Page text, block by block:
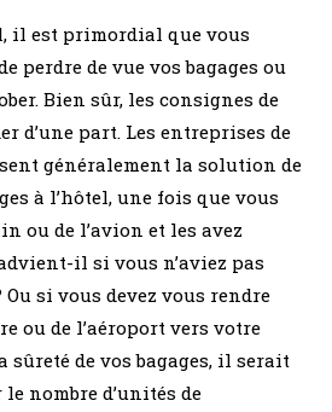
il est primordial que vous
perdre de vue vos bagages ou
Bien sûr, les consignes de
d’une part. Les entreprises de
généralement la solution de
à l’hôtel, une fois que vous
ou de l’avion et les avez
il si vous n’aviez pas
si vous devez vous rendre
ou de l’aéroport vers votre
de vos bagages, il serait
nombre d’unités de